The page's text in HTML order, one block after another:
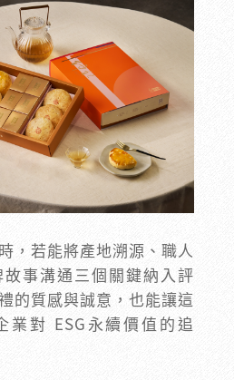
，若能將產地溯源、職人
事溝通三個關鍵納入評
的質感與誠意，也能讓這
業對 ESG永續價值的追